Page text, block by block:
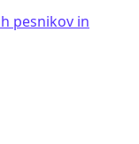
pesnikov in